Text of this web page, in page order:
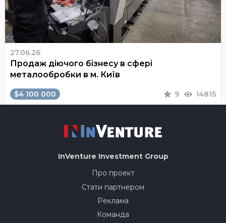
27.06.26
Продаж діючого бізнесу в сфері
металообробки в м. Київ
$4 100 000 9 14815
InVenture Investment Group
Про проект
Стати партнером
Реклама
Команда